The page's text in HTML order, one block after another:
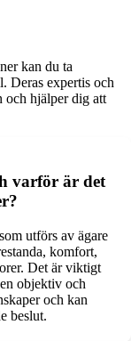
kan du ta
Deras expertis och
och hjälper dig att
varför är det
utförs av ägare
komfort,
Det är viktigt
objektiv och
och kan
beslut.